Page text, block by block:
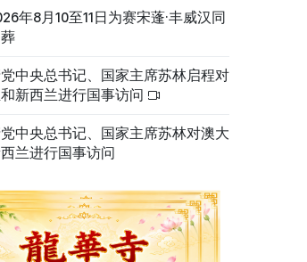
年8月10至11日为赛宋蓬·丰威汉同
中央总书记、国家主席苏林启程对
新西兰进行国事访问
中央总书记、国家主席苏林对澳大
兰进行国事访问